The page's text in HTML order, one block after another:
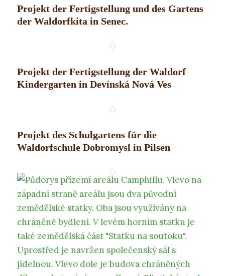
Projekt der Fertigstellung und des Gartens
der Waldorfkita in Senec.
Projekt der Fertigstellung der Waldorf
Kindergarten in Devínská Nová Ves
Projekt des Schulgartens für die
Waldorfschule Dobromysl in Pilsen